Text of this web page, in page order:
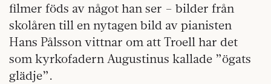
filmer föds av något han ser – bilder från
skolåren till en nytagen bild av pianisten
Hans Pålsson vittnar om att Troell har det
som kyrkofadern Augustinus kallade ”ögats
glädje”.